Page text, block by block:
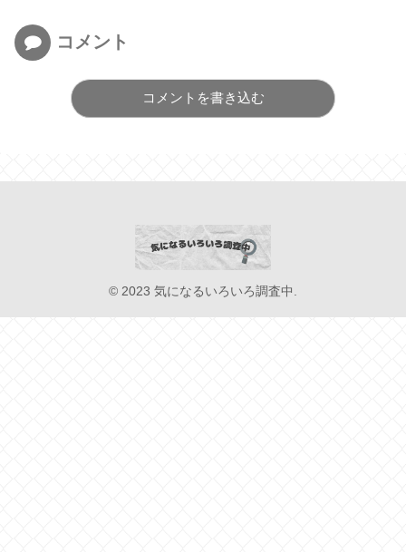
コメント
コメントを書き込む
© 2023 気になるいろいろ調査中.